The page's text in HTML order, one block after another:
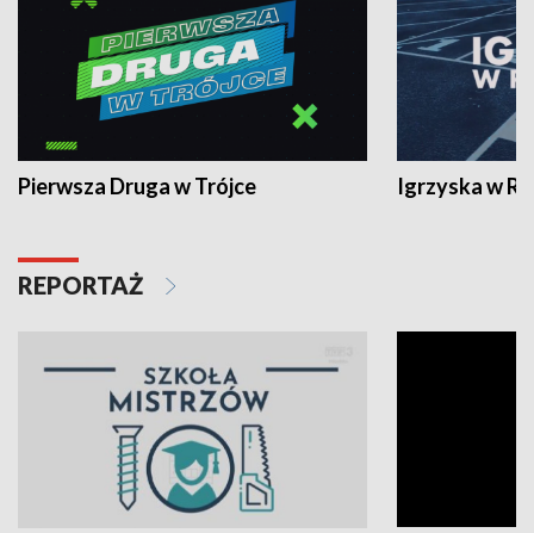
Pierwsza Druga w Trójce Igrzyska w
REPORTAŻ